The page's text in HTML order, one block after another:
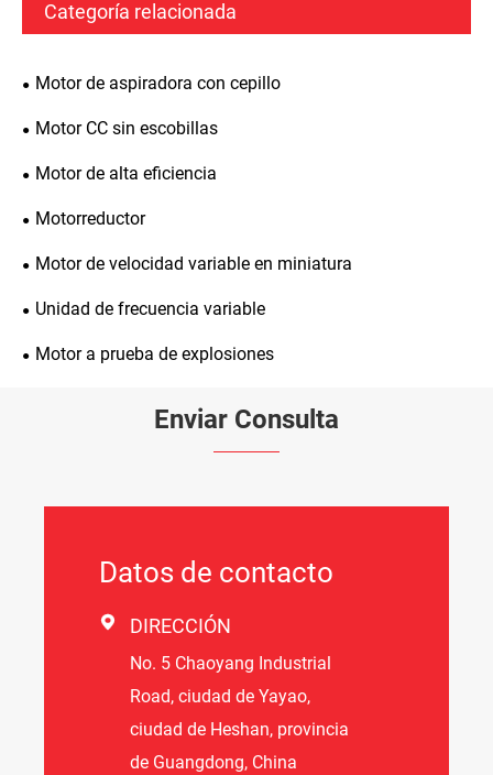
Categoría relacionada
Motor de aspiradora con cepillo
Motor CC sin escobillas
Motor de alta eficiencia
Motorreductor
Motor de velocidad variable en miniatura
Unidad de frecuencia variable
Motor a prueba de explosiones
Enviar Consulta
Datos de contacto
 DIRECCIÓN
No. 5 Chaoyang Industrial
Road, ciudad de Yayao,
ciudad de Heshan, provincia
de Guangdong, China